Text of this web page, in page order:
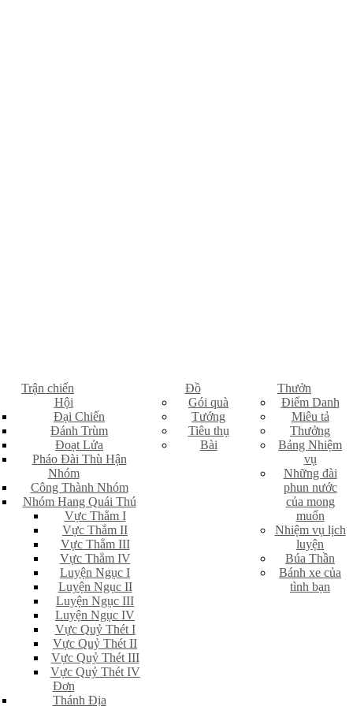
Trận chiến
Hội
Đại Chiến
Đánh Trùm
Đoạt Lửa
Pháo Đài Thù Hận
Nhóm
Công Thành Nhóm
Nhóm Hang Quái Thú
Vực Thẳm I
Vực Thẳm II
Vực Thẳm III
Vực Thẳm IV
Luyện Ngục I
Luyện Ngục II
Luyện Ngục III
Luyện Ngục IV
Vực Quỷ Thét I
Vực Quỷ Thét II
Vực Quỷ Thét III
Vực Quỷ Thét IV
Đơn
Thánh Địa
Đồ
Gói quà
Tướng
Tiêu thụ
Bài
Thưởn
Điểm Danh
Miêu tả
Thưởng
Bảng Nhiệm
vụ
Những đài
phun nước
của mong
muốn
Nhiệm vụ lịch
luyện
Búa Thần
Bánh xe của
tình bạn